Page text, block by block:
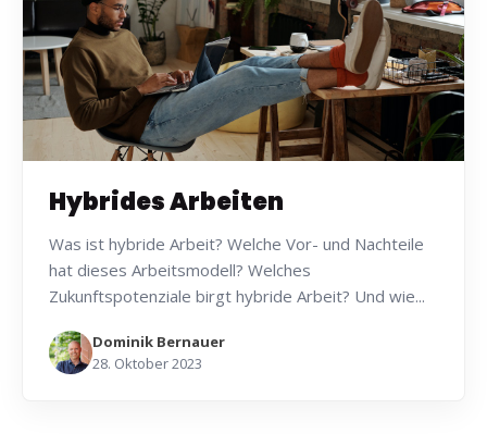
Hybrides Arbeiten
Was ist hybride Arbeit? Welche Vor- und Nachteile
hat dieses Arbeitsmodell? Welches
Zukunftspotenziale birgt hybride Arbeit? Und wie...
Dominik Bernauer
28. Oktober 2023